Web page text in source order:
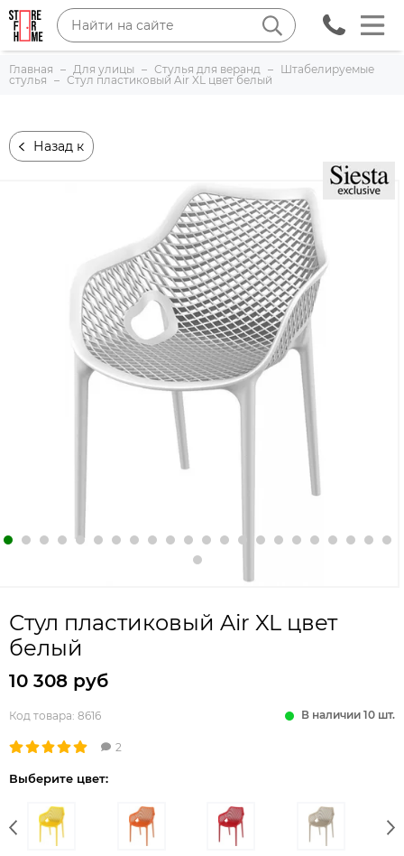
Главная Для улицы Стулья для веранд
Штабелируемые
стулья
Стул пластиковый Air XL цвет белый
Назад к
Стул пластиковый Air XL цвет
белый
10 308 руб
Код товара: 8616 В наличии 10 шт.
2
Выберите цвет: